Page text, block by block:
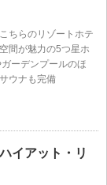
らのリゾートホテ
間が魅力の5つ星ホ
ーデンプールのほ
ウナも完備
イアット・リ